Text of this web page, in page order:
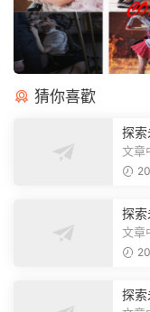
上一篇
車載歌曲10000首u盤_
1000首歌單
猜你喜歡
本
文章中遊